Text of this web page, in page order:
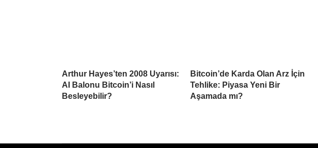
Arthur Hayes’ten 2008 Uyarısı:
AI Balonu Bitcoin’i Nasıl
Besleyebilir?
Bitcoin’de Karda Olan Arz İçin
Tehlike: Piyasa Yeni Bir
Aşamada mı?